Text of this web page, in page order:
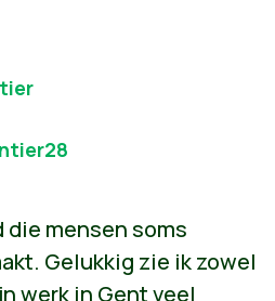
die mensen soms
Gelukkig zie ik zowel
werk in Gent veel